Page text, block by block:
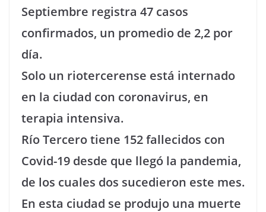
Septiembre registra 47 casos
confirmados, un promedio de 2,2 por
día.
Solo un riotercerense está internado
en la ciudad con coronavirus, en
terapia intensiva.
Río Tercero tiene 152 fallecidos con
Covid-19 desde que llegó la pandemia,
de los cuales dos sucedieron este mes.
En esta ciudad se produjo una muerte